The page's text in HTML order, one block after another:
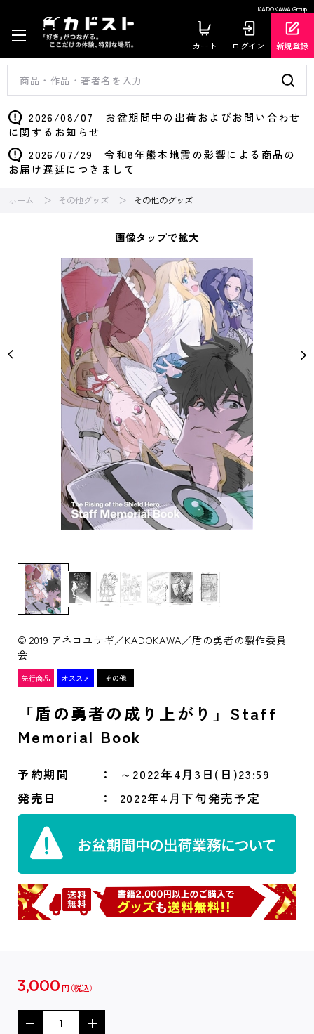
KADOKAWA Group
カート ログイン 新規登録
2026/08/07 お盆期間中の出荷およびお問い合わせ
に関するお知らせ
2026/07/29 令和8年熊本地震の影響による商品の
お届け遅延につきまして
ホーム その他グッズ その他のグッズ
画像タップで拡大
© 2019 アネコユサギ／KADOKAWA／盾の勇者の製作委員
会
「盾の勇者の成り上がり」Staff
Memorial Book
予約期間
～2022年4月3日(日)23:59
発売日
2022年4月下旬発売予定
3,000 円